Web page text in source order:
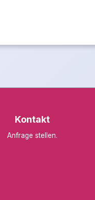
Kontakt
Anfrage stellen.